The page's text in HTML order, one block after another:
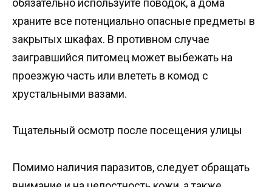
храните все потенциально опасные предметы в
закрытых шкафах. В противном случае
заигравшийся питомец может выбежать на
проезжую часть или влететь в комод с
хрустальными вазами.
Тщательный осмотр после посещения улицы
Помимо наличия паразитов, следует обращать